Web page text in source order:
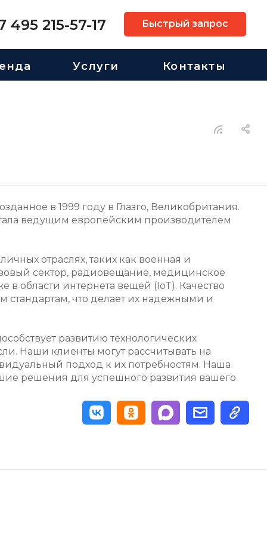
495 215-57-17 Быстрый запрос
Услуги Контакты
в 1999 году в Глазго, Великобритания.
ведущим европейским производителем
отраслях, таких как военная и
сектор, радиовещание, медицинское
в области интернета вещей (IoT). Качество
стандартам, что делает их надежными и
развитию технологических
Наши клиенты могут рассчитывать на
подход к их потребностям. Наша
решения для успешного развития вашего